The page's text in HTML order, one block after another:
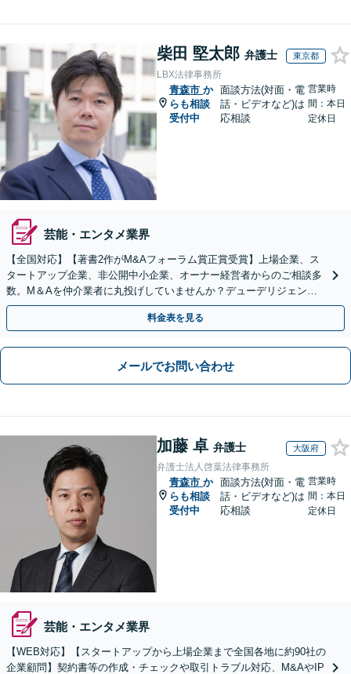
柴田 堅太郎 弁護士 東京都
LBX法律事務所
青森市 か
らも相談
受付中
面談方法(対面・電
話・ビデオなど)は
応相談
営業時
間：本日
定休日
芸能・エンタメ業界
【全国対応】【著書2作がM&Aフォーラム賞正賞受賞】上場企業、ス
タートアップ企業、非公開中小企業、オーナー経営者からのご相談多
数。M＆Aを仲介業者に丸投げしていませんか？デューデリジェンス
や契約書作成・交渉はお任せください【初回無料】
料金表を見る
メールでお問い合わせ
加藤 卓 弁護士 大阪府
弁護士法人啓葉法律事務所
青森市 か
らも相談
受付中
面談方法(対面・電
話・ビデオなど)は
応相談
営業時
間：本日
定休日
芸能・エンタメ業界
【WEB対応】【スタートアップから上場企業まで全国各地に約90社の
企業顧問】契約書等の作成・チェックや取引トラブル対応、M&AやIP